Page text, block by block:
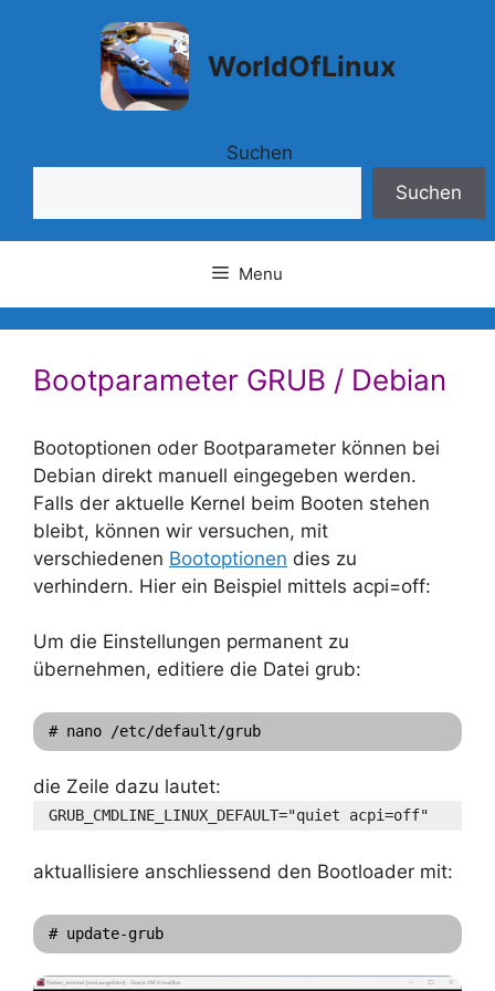
WorldOfLinux
Suchen
Suchen
Menu
Bootparameter GRUB / Debian
Bootoptionen oder Bootparameter können bei
Debian direkt manuell eingegeben werden.
Falls der aktuelle Kernel beim Booten stehen
bleibt, können wir versuchen, mit
verschiedenen Bootoptionen dies zu
verhindern. Hier ein Beispiel mittels acpi=off:
Um die Einstellungen permanent zu
übernehmen, editiere die Datei grub:
# nano /etc/default/grub
die Zeile dazu lautet:
GRUB_CMDLINE_LINUX_DEFAULT="quiet acpi=off"
aktuallisiere anschliessend den Bootloader mit:
# update-grub